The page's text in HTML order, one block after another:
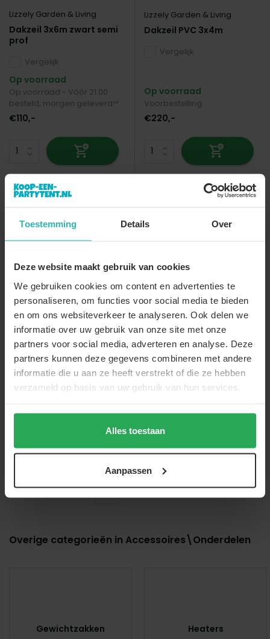
Toestemming Details Over
Deze website maakt gebruik van cookies
We gebruiken cookies om content en advertenties te
personaliseren, om functies voor social media te bieden
en om ons websiteverkeer te analyseren. Ook delen we
informatie over uw gebruik van onze site met onze
partners voor social media, adverteren en analyse. Deze
partners kunnen deze gegevens combineren met andere
informatie die u aan ze heeft verstrekt of die ze hebben
verzameld op basis van uw gebruik van hun services.
Alles toestaan
Aanpassen
Lizzely Garden & Living
Dakzeil 3x6m zwart semi
prof
Vergelijk
Op voorraad
Op voorraad - Vóór 21:00
besteld, morgen geleverd!*
€110,-
Lizzely Garden & Living
Dakzeil PVC 3x4m
Vergelijk
Op voorraad
Voorbestelling
€220,-
Lizzely Garden & Living
Compleet frame Easy up
2x2m tent luxe
Vergelijk
Op voorraad
Voorbestelling
1 2
Overige categorieën in Accessoires\Onderdelen
Gewichtzakken Heaters